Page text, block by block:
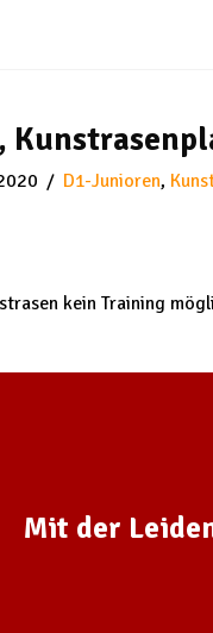
D1-Junioren,
kein Training
Mit der